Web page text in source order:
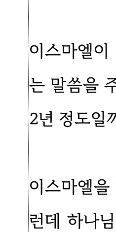
이스마엘
는 말씀을
2년 정도일
이스마엘
런데 하나